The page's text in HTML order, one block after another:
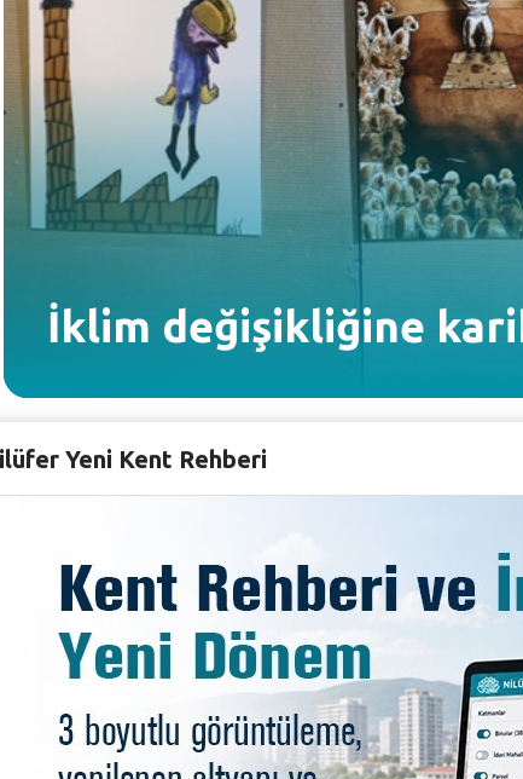
İklim değişikliğine
Nilüfer Belediyesi ve Anadolu Karikatürcüler
1. Uluslararası Kaplanlar Soğutma Karikatür
Karikatür sanatçıları Halit Kurtulmuş, Kürşat
Müdürü Nazlı Kaplan ile Arge ve Mühendislik
Biling’in eseri birincilikle ödüllendirilirken, ikinci
ve Almanya’dan Tomasz Wolosyzynise da
(ÇYDD) Özel Ödülü İran’dan Darusi
Yeni Kent Rehberi